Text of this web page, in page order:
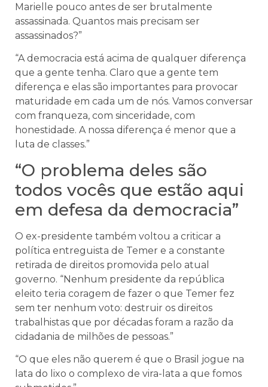
Marielle pouco antes de ser brutalmente
assassinada. Quantos mais precisam ser
assassinados?”
“A democracia está acima de qualquer diferença
que a gente tenha. Claro que a gente tem
diferença e elas são importantes para provocar
maturidade em cada um de nós. Vamos conversar
com franqueza, com sinceridade, com
honestidade. A nossa diferença é menor que a
luta de classes.”
“O problema deles são
todos vocês que estão aqui
em defesa da democracia”
O ex-presidente também voltou a criticar a
política entreguista de Temer e a constante
retirada de direitos promovida pelo atual
governo. “Nenhum presidente da república
eleito teria coragem de fazer o que Temer fez
sem ter nenhum voto: destruir os direitos
trabalhistas que por décadas foram a razão da
cidadania de milhões de pessoas.”
“O que eles não querem é que o Brasil jogue na
lata do lixo o complexo de vira-lata a que fomos